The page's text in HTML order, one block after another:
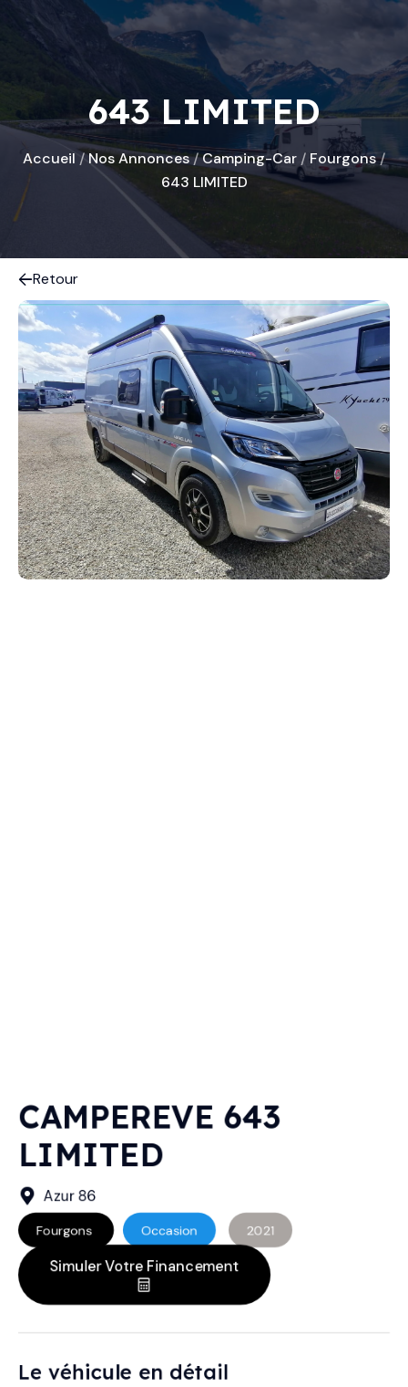
643 LIMITED
Accueil /Nos Annonces/Camping-Car / Fourgons/
643 LIMITED
Retour
CAMPEREVE 643
LIMITED
Azur 86
Fourgons Occasion 2021
Simuler Votre Financement
Le véhicule en détail